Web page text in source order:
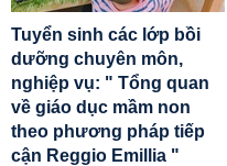
Tuyển sinh các lớp bồi
dưỡng chuyên môn,
nghiệp vụ: " Tổng quan
về giáo dục mầm non
theo phương pháp tiếp
cận Reggio Emillia "